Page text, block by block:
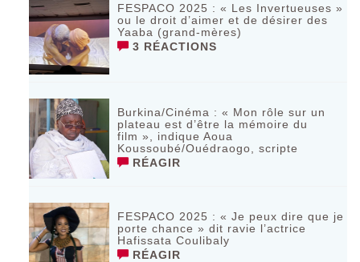
FESPACO 2025 : « Les Invertueuses »
ou le droit d’aimer et de désirer des
Yaaba (grand-mères)
3 RÉACTIONS
Burkina/Cinéma : « Mon rôle sur un
plateau est d’être la mémoire du
film », indique Aoua
Koussoubé/Ouédraogo, scripte
RÉAGIR
FESPACO 2025 : « Je peux dire que je
porte chance » dit ravie l’actrice
Hafissata Coulibaly
RÉAGIR